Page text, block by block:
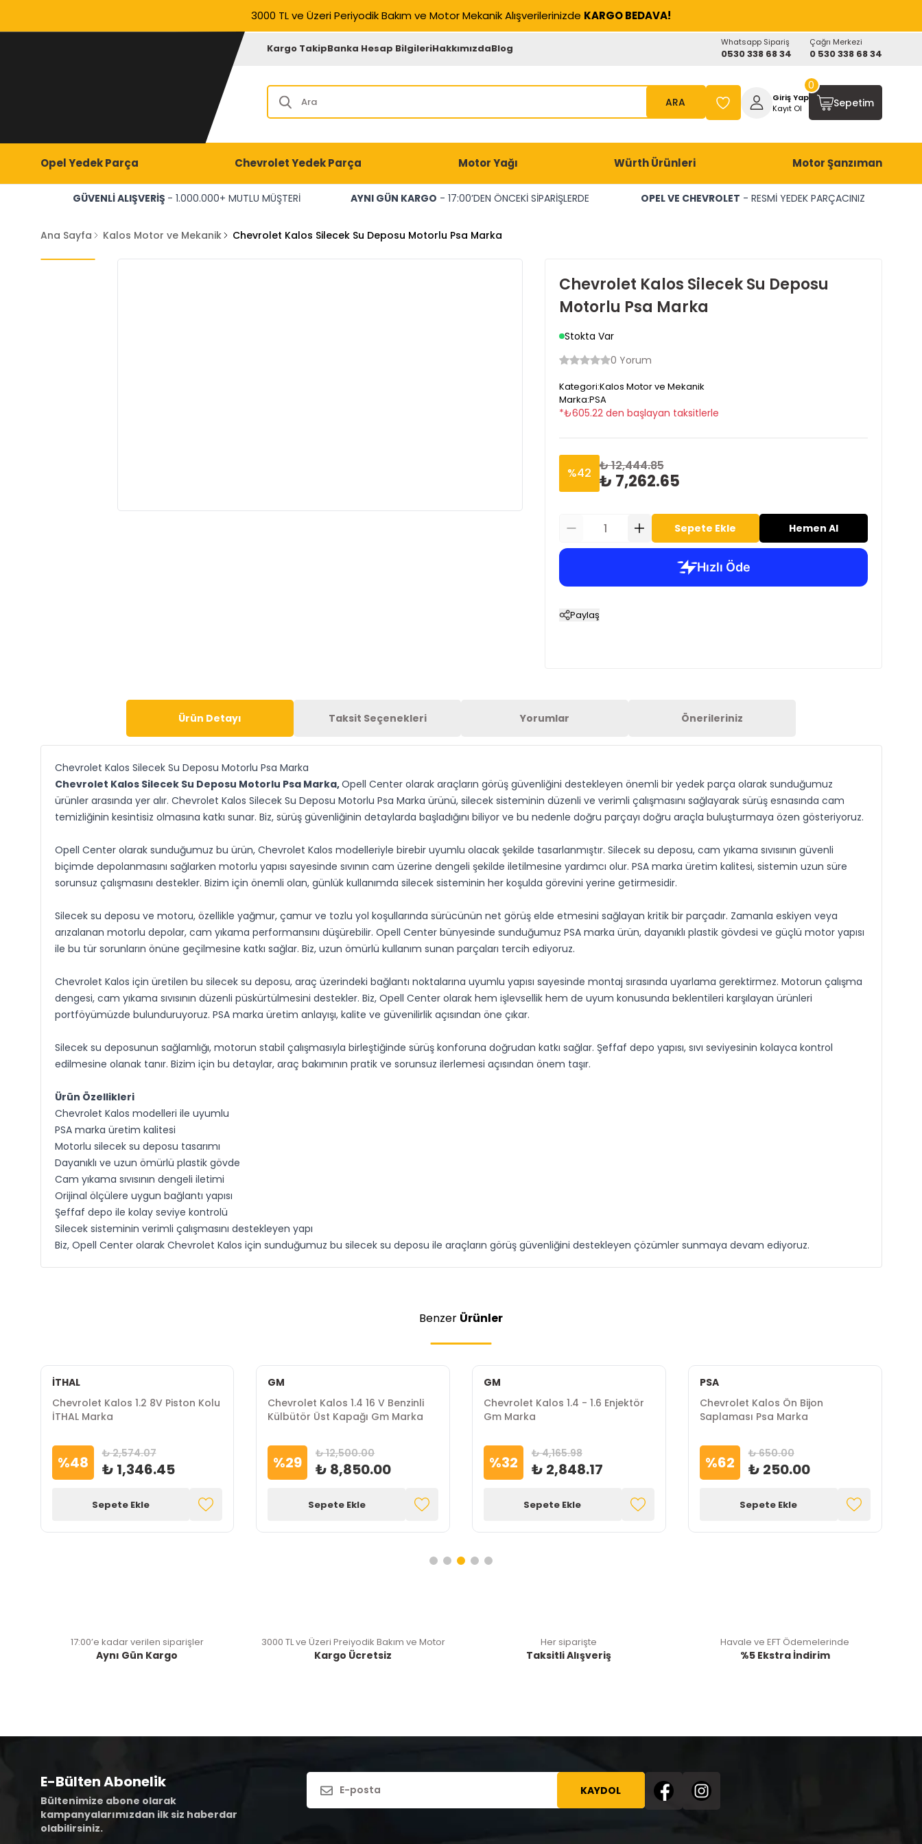
3000 TL ve Üzeri Periyodik Bakım ve Motor Mekanik Alışverilerinizde KARGO BEDAVA!
Kargo TakipBanka Hesap BilgileriHakkımızdaBlog Whatsapp Sipariş
0530 338 68 34
Çağrı Merkezi
0 530 338 68 34
ARA
Giriş Yap
Kayıt Ol
Sepetim
0
Opel Yedek Parça Chevrolet Yedek Parça Motor Yağı Würth Ürünleri Motor Şanzıman
GÜVENLİ ALIŞVERİŞ - 1.000.000+ MUTLU MÜŞTERİ AYNI GÜN KARGO - 17:00’DEN ÖNCEKİ SİPARİŞLERDE OPEL VE CHEVROLET - RESMİ YEDEK PARÇACINIZ
Ana Sayfa Kalos Motor ve Mekanik Chevrolet Kalos Silecek Su Deposu Motorlu Psa Marka
Chevrolet Kalos Silecek Su Deposu
Motorlu Psa Marka
Stokta Var
0 Yorum
Kategori:Kalos Motor ve Mekanik
Marka:PSA
*₺605.22 den başlayan taksitlerle
%42 ₺ 12,444.85
₺ 7,262.65
Sepete Ekle Hemen Al
Paylaş
Ürün Detayı Taksit Seçenekleri Yorumlar Önerileriniz
Chevrolet Kalos Silecek Su Deposu Motorlu Psa Marka
Chevrolet Kalos Silecek Su Deposu Motorlu Psa Marka,Opell Center olarak araçların görüş güvenliğini destekleyen önemli bir yedek parça olarak sunduğumuz
ürünler arasında yer alır. Chevrolet Kalos Silecek Su Deposu Motorlu Psa Marka ürünü, silecek sisteminin düzenli ve verimli çalışmasını sağlayarak sürüş esnasında cam
temizliğinin kesintisiz olmasına katkı sunar. Biz, sürüş güvenliğinin detaylarda başladığını biliyor ve bu nedenle doğru parçayı doğru araçla buluşturmaya özen gösteriyoruz.
Opell Center olarak sunduğumuz bu ürün, Chevrolet Kalos modelleriyle birebir uyumlu olacak şekilde tasarlanmıştır. Silecek su deposu, cam yıkama sıvısının güvenli
biçimde depolanmasını sağlarken motorlu yapısı sayesinde sıvının cam üzerine dengeli şekilde iletilmesine yardımcı olur. PSA marka üretim kalitesi, sistemin uzun süre
sorunsuz çalışmasını destekler. Bizim için önemli olan, günlük kullanımda silecek sisteminin her koşulda görevini yerine getirmesidir.
Silecek su deposu ve motoru, özellikle yağmur, çamur ve tozlu yol koşullarında sürücünün net görüş elde etmesini sağlayan kritik bir parçadır. Zamanla eskiyen veya
arızalanan motorlu depolar, cam yıkama performansını düşürebilir. Opell Center bünyesinde sunduğumuz PSA marka ürün, dayanıklı plastik gövdesi ve güçlü motor yapısı
ile bu tür sorunların önüne geçilmesine katkı sağlar. Biz, uzun ömürlü kullanım sunan parçaları tercih ediyoruz.
Chevrolet Kalos için üretilen bu silecek su deposu, araç üzerindeki bağlantı noktalarına uyumlu yapısı sayesinde montaj sırasında uyarlama gerektirmez. Motorun çalışma
dengesi, cam yıkama sıvısının düzenli püskürtülmesini destekler. Biz, Opell Center olarak hem işlevsellik hem de uyum konusunda beklentileri karşılayan ürünleri
portföyümüzde bulunduruyoruz. PSA marka üretim anlayışı, kalite ve güvenilirlik açısından öne çıkar.
Silecek su deposunun sağlamlığı, motorun stabil çalışmasıyla birleştiğinde sürüş konforuna doğrudan katkı sağlar. Şeffaf depo yapısı, sıvı seviyesinin kolayca kontrol
edilmesine olanak tanır. Bizim için bu detaylar, araç bakımının pratik ve sorunsuz ilerlemesi açısından önem taşır.
Ürün Özellikleri
Chevrolet Kalos modelleri ile uyumlu
PSA marka üretim kalitesi
Motorlu silecek su deposu tasarımı
Dayanıklı ve uzun ömürlü plastik gövde
Cam yıkama sıvısının dengeli iletimi
Orijinal ölçülere uygun bağlantı yapısı
Şeffaf depo ile kolay seviye kontrolü
Silecek sisteminin verimli çalışmasını destekleyen yapı
Biz, Opell Center olarak Chevrolet Kalos için sunduğumuz bu silecek su deposu ile araçların görüş güvenliğini destekleyen çözümler sunmaya devam ediyoruz.
Benzer Ürünler
İTHAL
Chevrolet Kalos 1.2 8V Piston Kolu
İTHAL Marka
%48 ₺ 2,574.07
₺ 1,346.45
Sepete Ekle
GM
Chevrolet Kalos 1.4 16 V Benzinli
Külbütör Üst Kapağı Gm Marka
%29 ₺ 12,500.00
₺ 8,850.00
Sepete Ekle
GM
Chevrolet Kalos 1.4 - 1.6 Enjektör
Gm Marka
%32 ₺ 4,165.98
₺ 2,848.17
Sepete Ekle
PSA
Chevrolet Kalos Ön Bijon
Saplaması Psa Marka
%62 ₺ 650.00
₺ 250.00
Sepete Ekle
17:00’e kadar verilen siparişler
Aynı Gün Kargo
3000 TL ve Üzeri Preiyodik Bakım ve Motor
Kargo Ücretsiz
Her siparişte
Taksitli Alışveriş
Havale ve EFT Ödemelerinde
%5 Ekstra İndirim
E-Bülten Abonelik
Bültenimize abone olarak
kampanyalarımızdan ilk siz haberdar
olabilirsiniz.
KAYDOL